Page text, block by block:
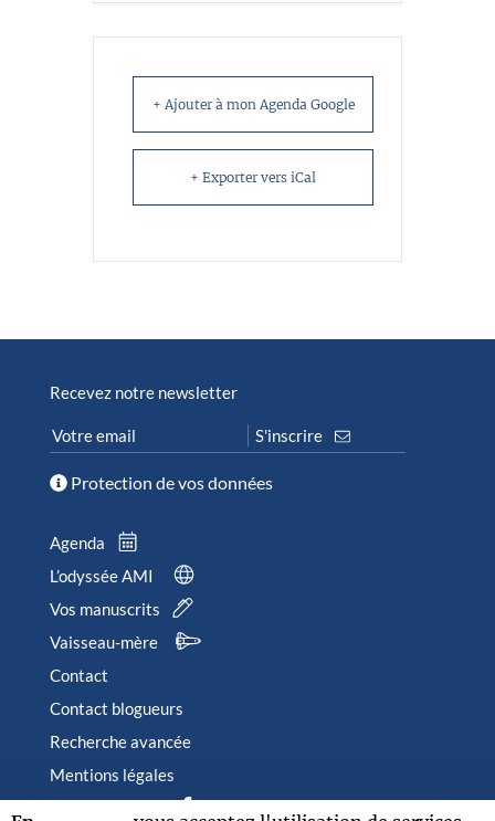
+ Ajouter à mon Agenda Google
+ Exporter vers iCal
Recevez notre newsletter
Protection de vos données
Agenda
L’odyssée AMI
Vos manuscrits
Vaisseau-mère
Contact
Contact blogueurs
Recherche avancée
Mentions légales